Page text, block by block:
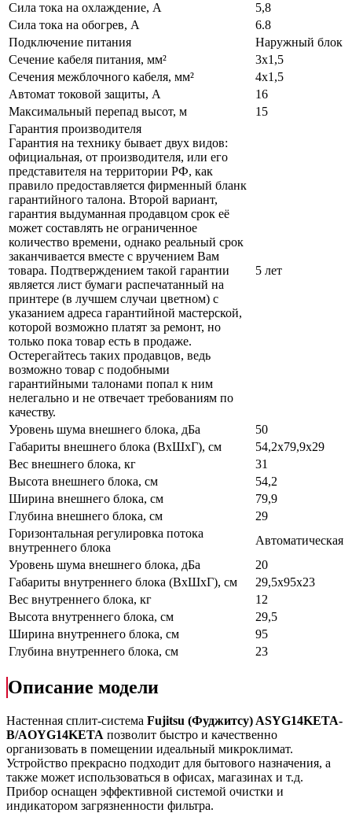
Сила тока на охлаждение, А
5,8
Сила тока на обогрев, А
6.8
Подключение питания
Наружный блок
Сечение кабеля питания, мм²
3х1,5
Сечения межблочного кабеля, мм²
4х1,5
Автомат токовой защиты, А
16
Максимальный перепад высот, м
15
Гарантия производителя
Гарантия на технику бывает двух видов:
официальная, от производителя, или его
представителя на территории РФ, как
правило предоставляется фирменный бланк
гарантийного талона. Второй вариант,
гарантия выдуманная продавцом срок её
может составлять не ограниченное
количество времени, однако реальный срок
заканчивается вместе с вручением Вам
товара. Подтверждением такой гарантии
является лист бумаги распечатанный на
принтере (в лучшем случаи цветном) с
указанием адреса гарантийной мастерской,
которой возможно платят за ремонт, но
только пока товар есть в продаже.
Остерегайтесь таких продавцов, ведь
возможно товар с подобными
гарантийными талонами попал к ним
нелегально и не отвечает требованиям по
качеству.
5 лет
Уровень шума внешнего блока, дБа
50
Габариты внешнего блока (ВхШхГ), см
54,2х79,9х29
Вес внешнего блока, кг
31
Высота внешнего блока, см
54,2
Ширина внешнего блока, см
79,9
Глубина внешнего блока, см
29
Горизонтальная регулировка потока
внутреннего блока
Автоматическая
Уровень шума внешнего блока, дБа
20
Габариты внутреннего блока (ВхШхГ), см
29,5х95х23
Вес внутреннего блока, кг
12
Высота внутреннего блока, см
29,5
Ширина внутреннего блока, см
95
Глубина внутреннего блока, см
23
Описание модели
Настенная сплит-система Fujitsu (Фуджитсу) ASYG14KETA-
B/AOYG14KETA позволит быстро и качественно
организовать в помещении идеальный микроклимат.
Устройство прекрасно подходит для бытового назначения, а
также может использоваться в офисах, магазинах и т.д.
Прибор оснащен эффективной системой очистки и
индикатором загрязненности фильтра.